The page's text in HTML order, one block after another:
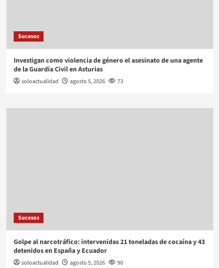
Sucesos
Investigan como violencia de género el asesinato de una agente
de la Guardia Civil en Asturias
soloactualidad agosto 5, 2026 73
Sucesos
Golpe al narcotráfico: intervenidas 21 toneladas de cocaína y 43
detenidos en España y Ecuador
soloactualidad agosto 5, 2026 90